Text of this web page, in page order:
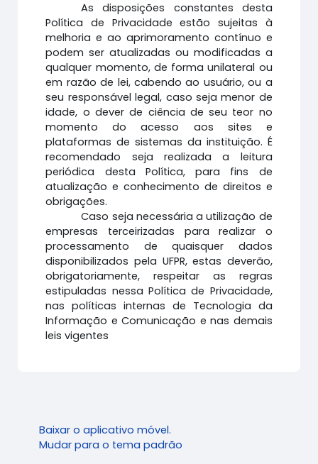
As disposições constantes desta
Política de Privacidade estão sujeitas à
melhoria e ao aprimoramento contínuo e
podem ser atualizadas ou modificadas a
qualquer momento, de forma unilateral ou
em razão de lei, cabendo ao usuário, ou a
seu responsável legal, caso seja menor de
idade, o dever de ciência de seu teor no
momento do acesso aos sites e
plataformas de sistemas da instituição. É
recomendado seja realizada a leitura
periódica desta Política, para fins de
atualização e conhecimento de direitos e
obrigações.
Caso seja necessária a utilização de
empresas terceirizadas para realizar o
processamento de quaisquer dados
disponibilizados pela UFPR, estas deverão,
obrigatoriamente, respeitar as regras
estipuladas nessa Política de Privacidade,
nas políticas internas de Tecnologia da
Informação e Comunicação e nas demais
leis vigentes
Baixar o aplicativo móvel.
Mudar para o tema padrão